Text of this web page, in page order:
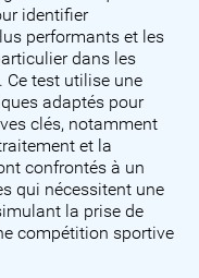
identifier
performants et les
dans les
Ce test utilise une
adaptés pour
clés, notamment
et la
confrontés à un
qui nécessitent une
la prise de
compétition sportive